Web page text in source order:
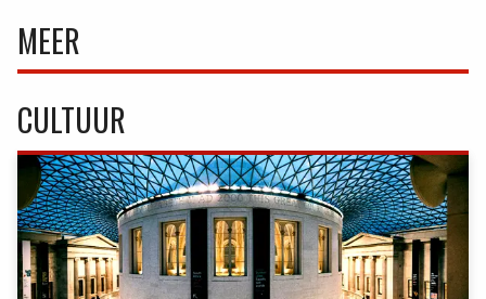
MEER
CULTUUR